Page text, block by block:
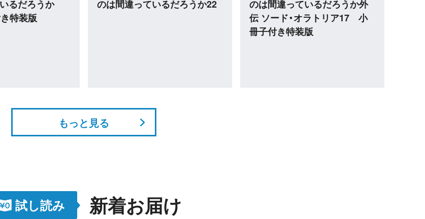
くたばれ愛しの魔術師ども
もっと見る
試し読み 新着お届け